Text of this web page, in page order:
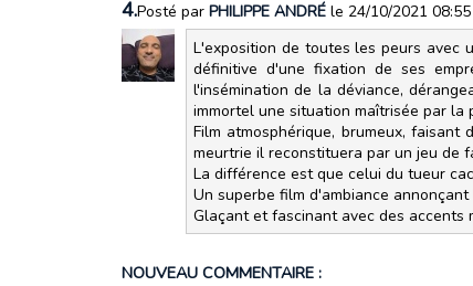
4.Posté par PHILIPPE ANDRÉ le 24/10/2021 08:55
L'exposition de toutes les peurs avec
définitive d'une fixation de ses
l'insémination de la déviance,
immortel une situation maîtrisée par la
Film atmosphérique, brumeux,
meurtrie il reconstituera par un jeu de
La différence est que celui du tueur
Un superbe film d'ambiance
Glaçant et fascinant avec des accents
NOUVEAU COMMENTAIRE :